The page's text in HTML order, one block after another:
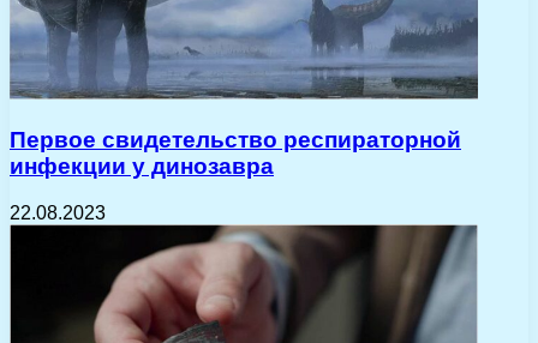
Первое свидетельство респираторной
инфекции у динозавра
22.08.2023